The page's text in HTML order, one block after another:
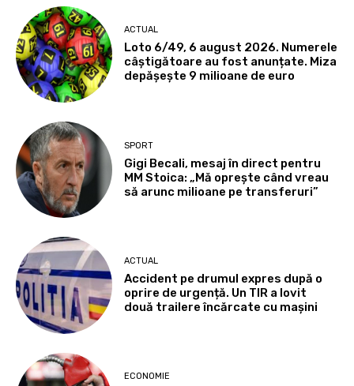
ACTUAL
Loto 6/49, 6 august 2026. Numerele
câștigătoare au fost anunțate. Miza
depășește 9 milioane de euro
SPORT
Gigi Becali, mesaj în direct pentru
MM Stoica: „Mă oprește când vreau
să arunc milioane pe transferuri”
ACTUAL
Accident pe drumul expres după o
oprire de urgență. Un TIR a lovit
două trailere încărcate cu mașini
ECONOMIE